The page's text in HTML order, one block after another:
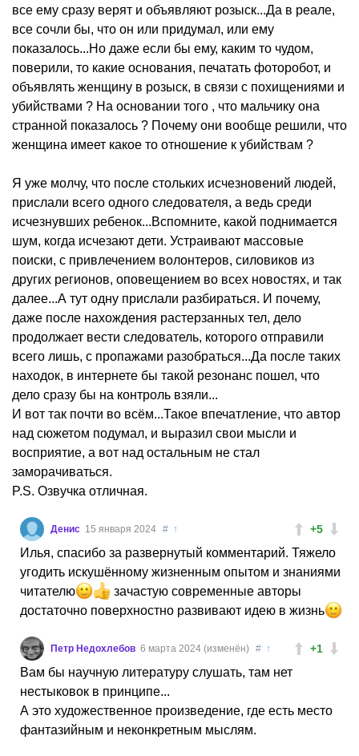
все ему сразу верят и объявляют розыск...Да в реале,
все сочли бы, что он или придумал, или ему
показалось...Но даже если бы ему, каким то чудом,
поверили, то какие основания, печатать фоторобот, и
объявлять женщину в розыск, в связи с похищениями и
убийствами ? На основании того , что мальчику она
странной показалось ? Почему они вообще решили, что
женщина имеет какое то отношение к убийствам ?
Я уже молчу, что после стольких исчезновений людей,
прислали всего одного следователя, а ведь среди
исчезнувших ребенок...Вспомните, какой поднимается
шум, когда исчезают дети. Устраивают массовые
поиски, с привлечением волонтеров, силовиков из
других регионов, оповещением во всех новостях, и так
далее...А тут одну прислали разбираться. И почему,
даже после нахождения растерзанных тел, дело
продолжает вести следователь, которого отправили
всего лишь, с пропажами разобраться...Да после таких
находок, в интернете бы такой резонанс пошел, что
дело сразу бы на контроль взяли...
И вот так почти во всём...Такое впечатление, что автор
над сюжетом подумал, и выразил свои мысли и
восприятие, а вот над остальным не стал
заморачиваться.
P.S. Озвучка отличная.
+5
Денис 15 января 2024 # ↑
Илья, спасибо за развернутый комментарий. Тяжело
угодить искушённому жизненным опытом и знаниями
читателю
зачастую современные авторы
достаточно поверхностно развивают идею в жизнь
+1
Петр Недохлебов 6 марта 2024 (изменён) # ↑
Вам бы научную литературу слушать, там нет
нестыковок в принципе...
А это художественное произведение, где есть место
фантазийным и неконкретным мыслям.